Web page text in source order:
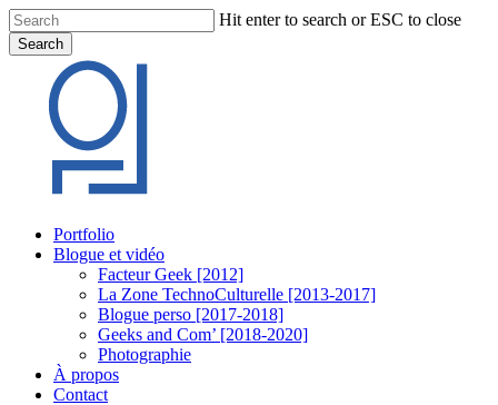
Skip
to
main
content
Hit enter to search or ESC to close
Search
Search
Menu
Portfolio
Blogue et vidéo
Facteur Geek [2012]
La Zone TechnoCulturelle [2013-2017]
Blogue perso [2017-2018]
Geeks and Com’ [2018-2020]
Photographie
À propos
Contact